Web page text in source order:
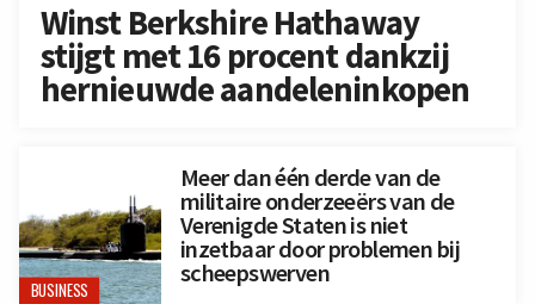
Winst Berkshire Hathaway
stijgt met 16 procent dankzij
hernieuwde aandeleninkopen
BUSINESS
Meer dan één derde van de
militaire onderzeeërs van de
Verenigde Staten is niet
inzetbaar door problemen bij
scheepswerven